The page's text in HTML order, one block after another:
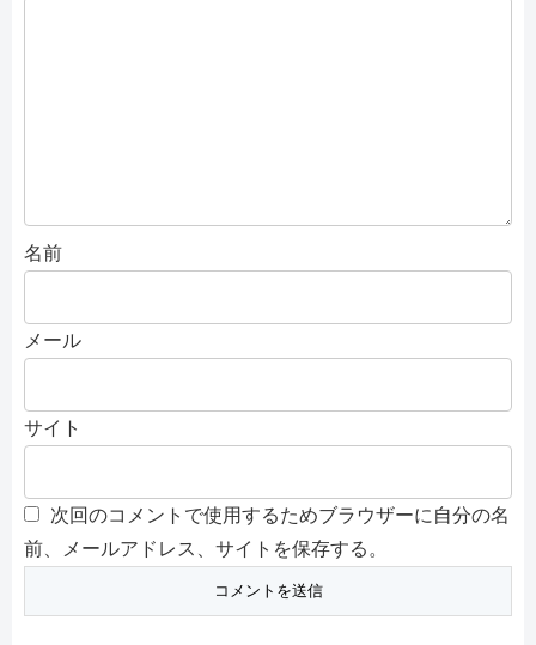
名前
メール
サイト
次回のコメントで使用するためブラウザーに自分の名
前、メールアドレス、サイトを保存する。